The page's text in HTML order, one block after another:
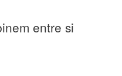
entre si